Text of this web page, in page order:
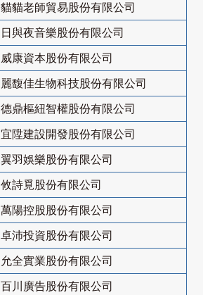
貓貓老師貿易股份有限公司
日與夜音樂股份有限公司
威康資本股份有限公司
麗馥佳生物科技股份有限公司
德鼎樞紐智權股份有限公司
宜陞建設開發股份有限公司
翼羽娛樂股份有限公司
攸詩覓股份有限公司
萬陽控股股份有限公司
卓沛投資股份有限公司
允全實業股份有限公司
百川廣告股份有限公司